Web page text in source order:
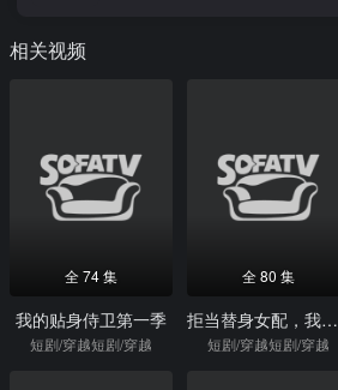
相关视频
全 74 集
我的贴身侍卫第一季
短剧/穿越短剧/穿越
全 80 集
拒当替身女配，我的家里我做主
短剧/穿越短剧/穿越